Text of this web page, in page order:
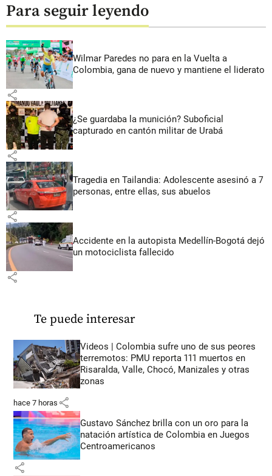
Para seguir leyendo
Wilmar Paredes no para en la Vuelta a
Colombia, gana de nuevo y mantiene el liderato
share
¿Se guardaba la munición? Suboficial
capturado en cantón militar de Urabá
share
Tragedia en Tailandia: Adolescente asesinó a 7
personas, entre ellas, sus abuelos
share
Accidente en la autopista Medellín-Bogotá dejó
un motociclista fallecido
share
Te puede interesar
Videos | Colombia sufre uno de sus peores
terremotos: PMU reporta 111 muertos en
Risaralda, Valle, Chocó, Manizales y otras
zonas
hace 7 horas share
Gustavo Sánchez brilla con un oro para la
natación artística de Colombia en Juegos
Centroamericanos
share